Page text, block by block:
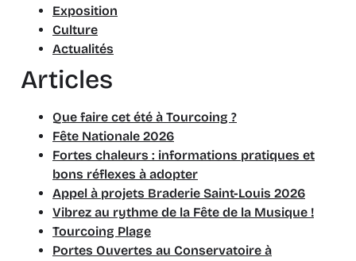
Exposition
Culture
Actualités
Articles
Que faire cet été à Tourcoing ?
Fête Nationale 2026
Fortes chaleurs : informations pratiques et
bons réflexes à adopter
Appel à projets Braderie Saint-Louis 2026
Vibrez au rythme de la Fête de la Musique !
Tourcoing Plage
Portes Ouvertes au Conservatoire à